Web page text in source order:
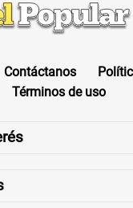
Contáctanos
Términos de uso